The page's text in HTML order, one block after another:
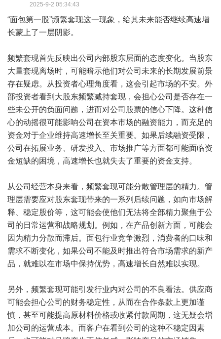
2025-9-2 05:34:43
“面包第一股”频繁套现这一现象，给其未来能否继续高速增
长蒙上了一层阴影。
频繁套现首先反映出公司内部股东层面的态度变化。当股东
大量套现离场时，可能暗示他们对公司未来的长期发展前景
存在疑虑。从投资者心理角度看，这会引起市场的不安。外
部投资者看到大股东频繁减持套现，会担心公司是否存在一
些未公开的负面问题，进而对公司股票的信心下降。这种信
心的动摇很可能影响公司在资本市场的融资能力，而充足的
资金对于企业维持高速增长至关重要。如果后续融资受限，
公司在拓展业务、研发投入、市场推广等方面都可能面临资
金短缺的困境，高速增长也就失去了重要的资金支持。
从公司经营本身来看，频繁套现可能分散管理层的精力。管
理层需要应对股东套现带来的一系列后续问题，如向市场解
释、稳定股价等，这可能会使他们无法将全部精力聚焦于公
司的日常运营和战略规划。例如，在产品创新方面，可能会
因为精力分散而滞后。面包行业竞争激烈，消费者的口味和
需求不断变化，如果公司不能及时推出符合市场需求的新产
品，就难以在市场中保持优势，高速增长自然难以实现。
另外，频繁套现可能引发行业内对公司的不良看法。供应商
可能会担心公司的财务稳定性，从而在合作条款上更加谨
慎，甚至可能提高原材料价格或收紧付款周期，这无疑会增
加公司的运营成本。而客户在看到公司的这种不稳定因素